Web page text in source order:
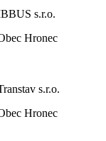
s.r.o.
Hronec
s.r.o.
Hronec